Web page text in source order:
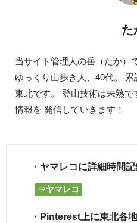
た
当サイト管理人の岳（たか）
ゆっくり山歩き人、40代。
東北です。 登山技術は未熟
情報を 発信していきます！
・ヤマレコに詳細時間
⇒ヤマレコ
・Pinterest上に東北各